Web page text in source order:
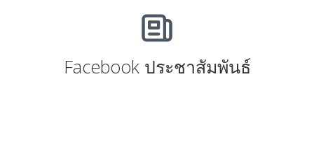
Facebook ประชาสัมพันธ์